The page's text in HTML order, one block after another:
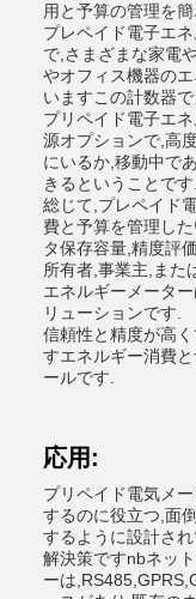
用と予算の管理を
プレペイド電子エ
で,さまざまな家電
やオフィス機器の
いますこの計数器
プリペイド電子エ
源オプションで,高
にいるか,移動中で
きるということです.
総じて,プレペイド
費と予算を管理し
タ保存容量,精度評
所有者,事業主,また
エネルギーメータ
リューションです.
信頼性と精度が高
すエネルギー消費
ールです.
応用:
プリペイド電気メ
するのに役立つ,面
するように設計さ
解決策ですnbネッ
ーは